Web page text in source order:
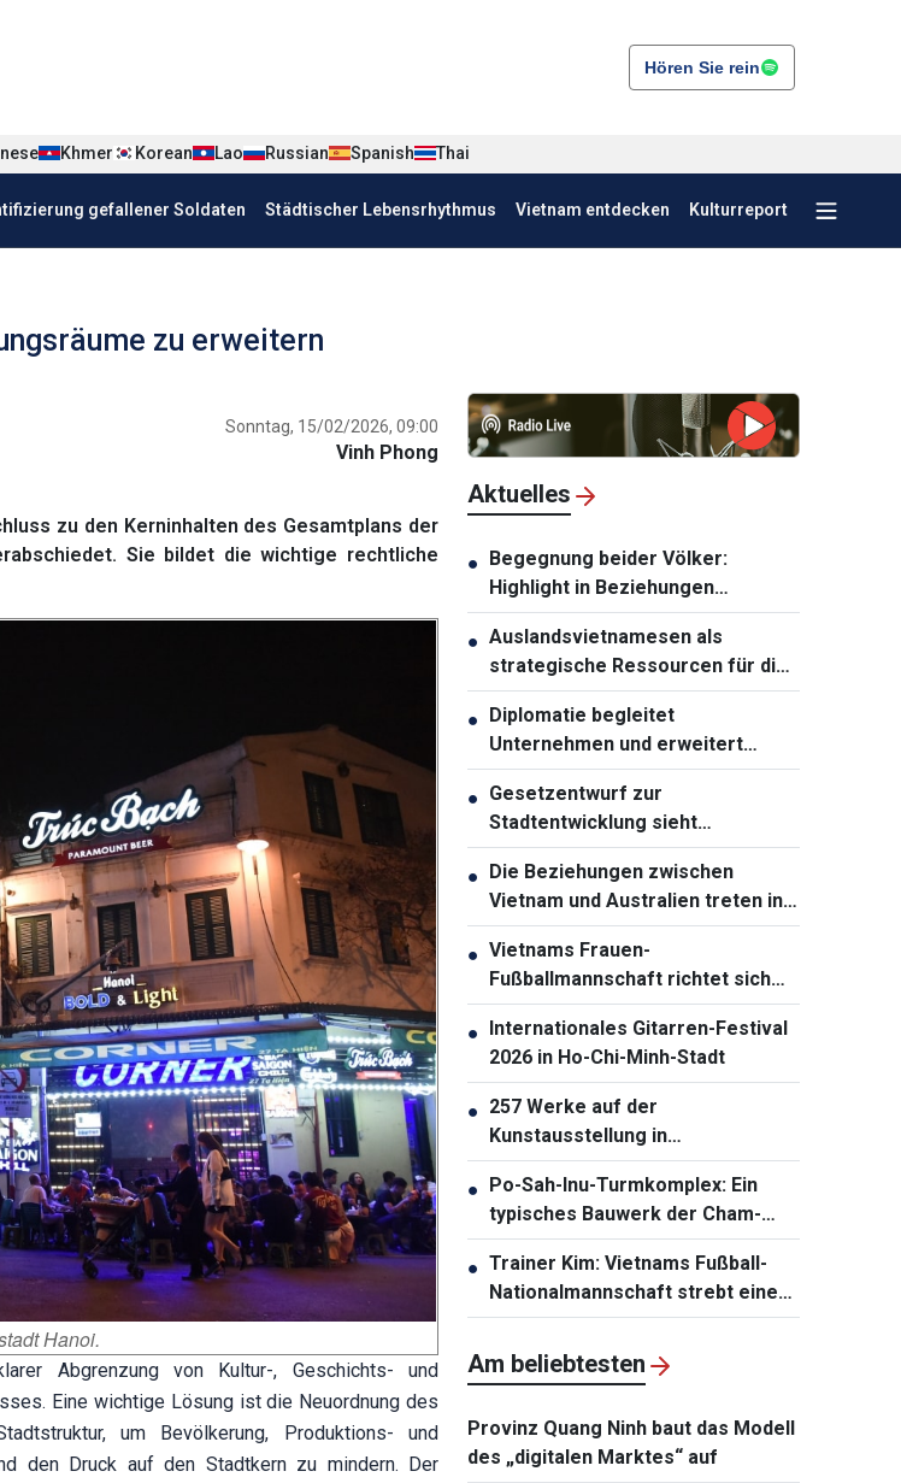
Hören Sie rein
Khmer Korean Lao Russian Spanish Thai
gefallener Soldaten Städtischer Lebensrhythmus Vietnam entdecken Kulturreport
zu erweitern
Sonntag, 15/02/2026, 09:00
Vinh Phong
zu den Kerninhalten des Gesamtplans der
Sie bildet die wichtige rechtliche
Hanoi.
Abgrenzung von Kultur-, Geschichts- und
Eine wichtige Lösung ist die Neuordnung des
um Bevölkerung, Produktions- und
den Druck auf den Stadtkern zu mindern. Der
Aktuelles
● Begegnung beider Völker:
Highlight in Beziehungen
zwischen Vietnam und Australien
● Auslandsvietnamesen als
strategische Ressourcen für die
Entwicklung des Landes
● Diplomatie begleitet
Unternehmen und erweitert
Entwicklungsräume Vietnams
● Gesetzentwurf zur
Stadtentwicklung sieht
weitreichende
Sondermechanismen für Ho-Chi-
Minh-Stadt vor
● Die Beziehungen zwischen
Vietnam und Australien treten in
eine neue Entwicklungsphase ein
● Vietnams Frauen-
Fußballmannschaft richtet sich
auf ASIAD 20
● Internationales Gitarren-Festival
2026 in Ho-Chi-Minh-Stadt
● 257 Werke auf der
Kunstausstellung in
Südzentralvietnam vorgestellt
● Po-Sah-Inu-Turmkomplex: Ein
typisches Bauwerk der Cham-
Architektur in der Provinz Lam
Dong
● Trainer Kim: Vietnams Fußball-
Nationalmannschaft strebt einen
Sieg an
Am beliebtesten
Provinz Quang Ninh baut das Modell
des „digitalen Marktes“ auf